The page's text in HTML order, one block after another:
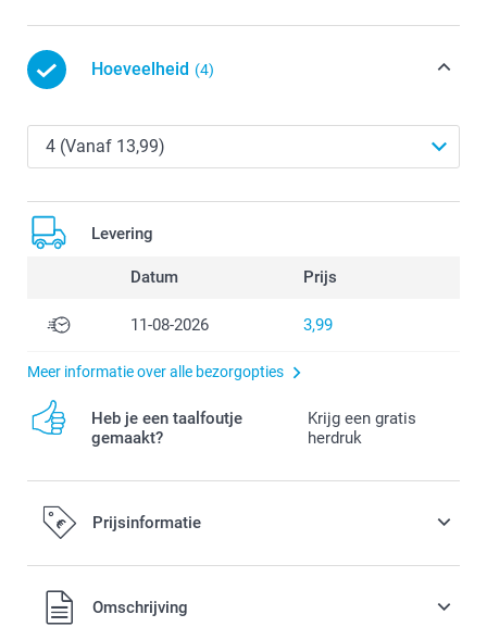
Hoeveelheid (4)
Levering
Datum Prijs
11-08-2026 3,99
Meer informatie over alle bezorgopties
Heb je een taalfoutje
gemaakt?
Krijg een gratis
herdruk
Prijsinformatie
Alle prijzen zijn in EURO (€) inclusief BTW en exclusief
verzendkosten.Omschrijving